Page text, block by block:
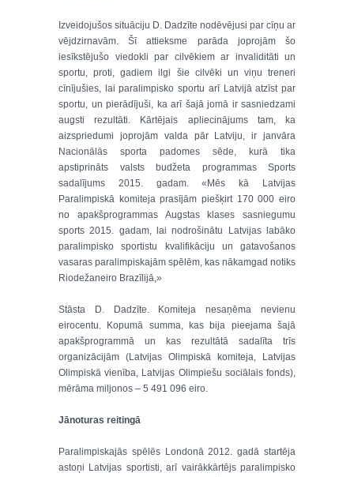
Izveidojušos situāciju D. Dadzīte nodēvējusi par cīņu ar
vējdzirnavām. Šī attieksme parāda joprojām šo
iesīkstējušo viedokli par cilvēkiem ar invaliditāti un
sportu, proti, gadiem ilgi šie cilvēki un viņu treneri
cīnījušies, lai paralimpisko sportu arī Latvijā atzīst par
sportu, un pierādījuši, ka arī šajā jomā ir sasniedzami
augsti rezultāti. Kārtējais apliecinājums tam, ka
aizspriedumi joprojām valda pār Latviju, ir janvāra
Nacionālās sporta padomes sēde, kurā tika
apstiprināts valsts budžeta programmas Sports
sadalījums 2015. gadam. «Mēs kā Latvijas
Paralimpiskā komiteja prasījām piešķirt 170 000 eiro
no apakšprogrammas Augstas klases sasniegumu
sports 2015. gadam, lai nodrošinātu Latvijas labāko
paralimpisko sportistu kvalifikāciju un gatavošanos
vasaras paralimpiskajām spēlēm, kas nākamgad notiks
Riodežaneiro Brazīlijā,»
Stāsta D. Dadzīte. Komiteja nesaņēma nevienu
eirocentu. Kopumā summa, kas bija pieejama šajā
apakšprogrammā un kas rezultātā sadalīta trīs
organizācijām (Latvijas Olimpiskā komiteja, Latvijas
Olimpiskā vienība, Latvijas Olimpiešu sociālais fonds),
mērāma miljonos – 5 491 096 eiro.
Jānoturas reitingā
Paralimpiskajās spēlēs Londonā 2012. gadā startēja
astoņi Latvijas sportisti, arī vairākkārtējs paralimpisko